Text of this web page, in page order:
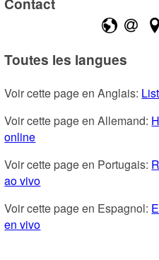
Toutes les langues
Voir cette page en Anglais:
Voir cette page en Allemand:
online
Voir cette page en Portugais:
ao vivo
Voir cette page en Espagnol:
en vivo